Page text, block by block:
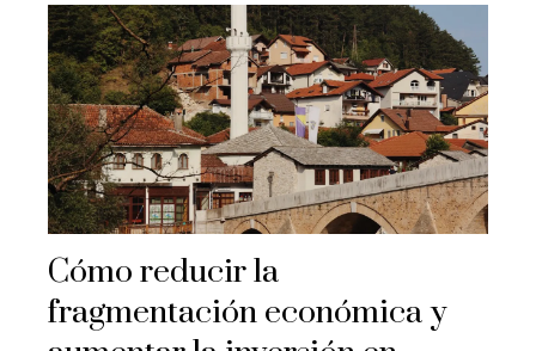
Cómo reducir la
fragmentación económica y